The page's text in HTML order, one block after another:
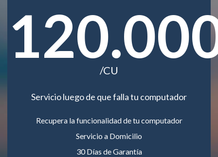
/CU
Servicio luego de que falla tu computador
Recupera la funcionalidad de tu computador
Servicio a Domicilio
30 Días de Garantía